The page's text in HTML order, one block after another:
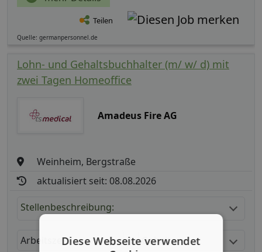
Teilen
Quelle: germanpersonnel.de
Lohn- und Gehaltsbuchhalter (m/ w/ d) mit
zwei Tagen Homeoffice
Amadeus Fire AG
Weinheim, Bergstraße
aktualisiert seit: 08.08.2026
Stellenbeschreibung:
Arbeitszeit Gehalt
Diese Webseite verwendet